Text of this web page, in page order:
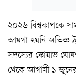
২০২৬ বিশ্বকাপকে
জায়গা হয়নি অভিজ্ঞ
সদস্যের স্কোয়াড
থেকে আগামী ১ জুনের